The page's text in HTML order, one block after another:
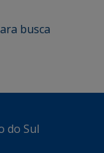
busca
do Sul